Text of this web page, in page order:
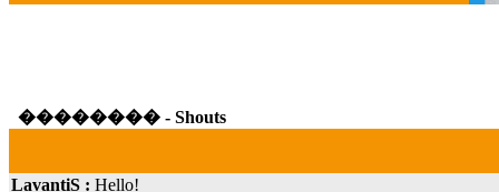
�������� - Shouts
11:56